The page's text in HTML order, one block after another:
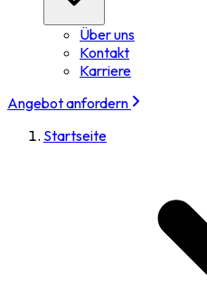
Über uns
Kontakt
Karriere
Angebot anfordern
Startseite